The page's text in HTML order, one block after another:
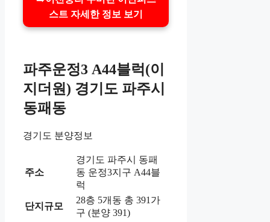
스트 자세한 정보 보기
파주운정3 A44블럭(이
지더원) 경기도 파주시
동패동
경기도 분양정보
주소
경기도 파주시 동패
동 운정3지구 A44블
럭
단지규모
28층 5개동 총 391가
구 (분양 391)